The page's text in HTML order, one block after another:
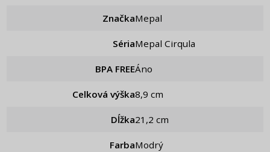
Značka Mepal
Séria Mepal Cirqula
BPA FREE Áno
Celková výška 8,9 cm
Dĺžka 21,2 cm
Farba Modrý